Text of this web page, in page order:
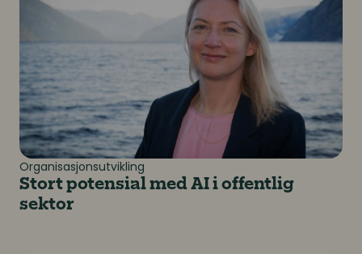
Organisasjonsutvikling
Stort potensial med AI i offentlig
sektor